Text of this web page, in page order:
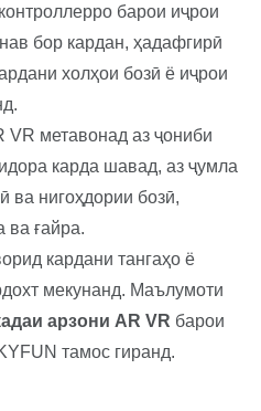
барои иҷрои
бор кардан, ҳадафгирӣ
холҳои бозӣ ё иҷрои
метавонад аз ҷониби
карда шавад, аз ҷумла
ва нигоҳдории бозӣ,
ва ғайра.
кардани тангаҳо ё
мекунанд. Маълумоти
арзони AR VR барои
тамос гиранд.